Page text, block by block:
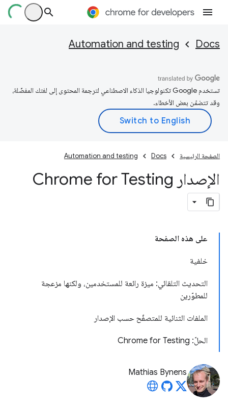
Docs
Automation and testing
تستخدم Google تكنولوجيا الذكاء الاصطناعي لترجمة المحتوى إلى لغتك المفضّلة،
وقد تتضمّن بعض الأخطاء.
الصفحة الرئيسية Docs
Automation and testing
الإصدار Chrome for Testing
على هذه الصفحة
خلفية
التحديث التلقائي: ميزة رائعة للمستخدمين، ولكنها مزعجة
للمطوّرين
الملفات الثنائية للمتصفّح حسب الإصدار
الحلّ: Chrome for Testing
Mathias Bynens